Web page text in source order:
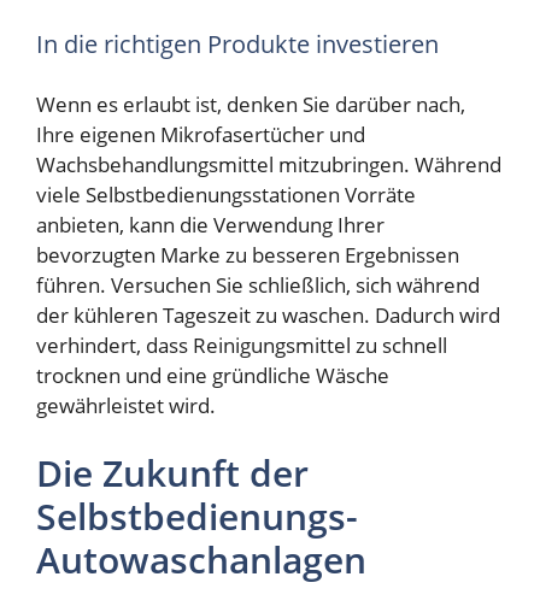
In die richtigen Produkte investieren
Wenn es erlaubt ist, denken Sie darüber nach,
Ihre eigenen Mikrofasertücher und
Wachsbehandlungsmittel mitzubringen. Während
viele Selbstbedienungsstationen Vorräte
anbieten, kann die Verwendung Ihrer
bevorzugten Marke zu besseren Ergebnissen
führen. Versuchen Sie schließlich, sich während
der kühleren Tageszeit zu waschen. Dadurch wird
verhindert, dass Reinigungsmittel zu schnell
trocknen und eine gründliche Wäsche
gewährleistet wird.
Die Zukunft der
Selbstbedienungs-
Autowaschanlagen